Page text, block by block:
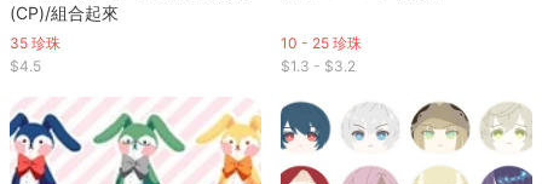
(CP)/組合起來
35 珍珠
$4.5
10 - 25 珍珠
$1.3 - $3.2